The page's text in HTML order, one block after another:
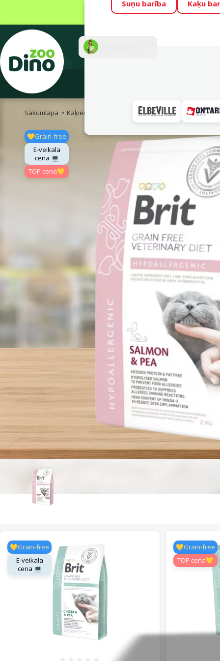
Visu mēnesi
Fotokonkurss
Suņu barība Kaķu
Sākumlapa Kaķiem Kaķu barība un gardumi Veterinārā
💛Grain-free
E-veikala
cena 💻
TOP cena💛
💛Grain-free
E-veikala
cena 💻
💛Grain-free
TOP cena💛